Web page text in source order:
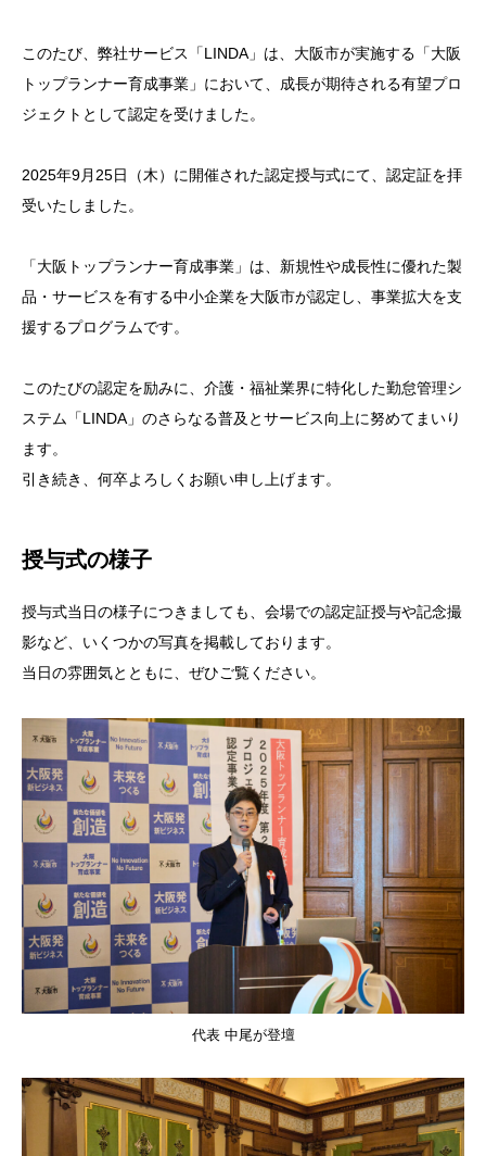
このたび、弊社サービス「LINDA」は、大阪市が実施する「大阪
トップランナー育成事業」において、成長が期待される有望プロ
ジェクトとして認定を受けました。
2025年9月25日（木）に開催された認定授与式にて、認定証を拝
受いたしました。
「大阪トップランナー育成事業」は、新規性や成長性に優れた製
品・サービスを有する中小企業を大阪市が認定し、事業拡大を支
援するプログラムです。
このたびの認定を励みに、介護・福祉業界に特化した勤怠管理シ
ステム「LINDA」のさらなる普及とサービス向上に努めてまいり
ます。
引き続き、何卒よろしくお願い申し上げます。
授与式の様子
授与式当日の様子につきましても、会場での認定証授与や記念撮
影など、いくつかの写真を掲載しております。
当日の雰囲気とともに、ぜひご覧ください。
代表 中尾が登壇